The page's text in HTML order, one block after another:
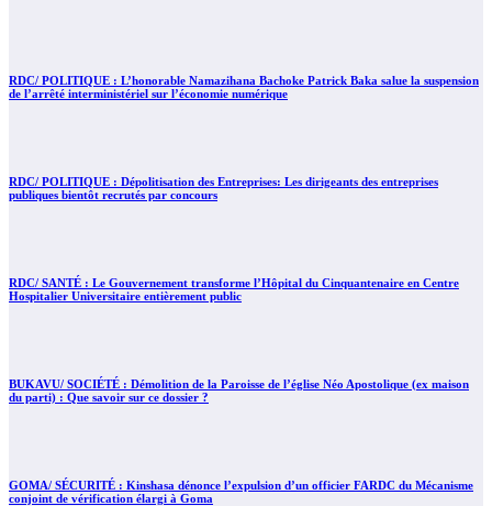
RDC/ POLITIQUE : L’honorable Namazihana Bachoke Patrick Baka salue la suspension
de l’arrêté interministériel sur l’économie numérique
RDC/ POLITIQUE : Dépolitisation des Entreprises: Les dirigeants des entreprises
publiques bientôt recrutés par concours
RDC/ SANTÉ : Le Gouvernement transforme l’Hôpital du Cinquantenaire en Centre
Hospitalier Universitaire entièrement public
BUKAVU/ SOCIÉTÉ : Démolition de la Paroisse de l’église Néo Apostolique (ex maison
du parti) : Que savoir sur ce dossier ?
GOMA/ SÉCURITÉ : Kinshasa dénonce l’expulsion d’un officier FARDC du Mécanisme
conjoint de vérification élargi à Goma